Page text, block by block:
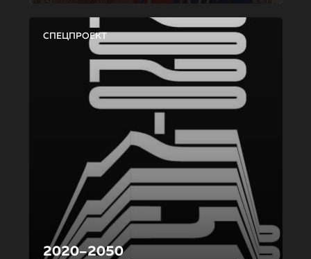
СПЕЦПРОЕКТ
2020–2050